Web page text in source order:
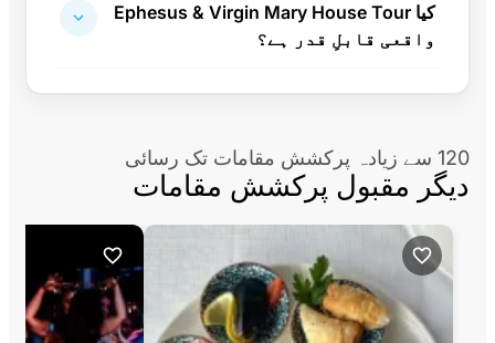
کیا Ephesus & Virgin Mary House Tour
واقعی قابلِ قدر ہے؟
120 سے زیادہ پرکشش مقامات تک رسائی
دیگر مقبول پرکشش مقامات